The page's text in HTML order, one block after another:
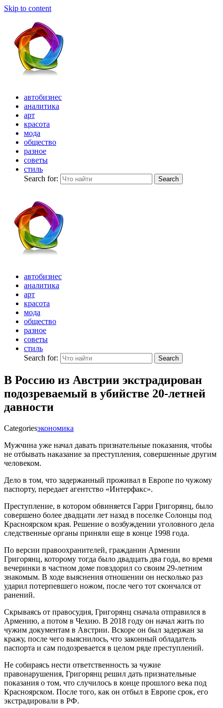
Skip to content
автобизнес
аналитика
арт
красота
мода
общество
разное
советы
стиль
Search for:
Search
автобизнес
аналитика
арт
красота
мода
общество
разное
советы
стиль
Search for:
Search
В Россию из Австрии экстрадирован
подозреваемый в убийстве 20-летней
давности
Categoriesэкономика
Мужчина уже начал давать признательные показания, чтобы
не отбывать наказание за преступления, совершенные другим
человеком.
Дело в том, что задержанный проживал в Европе по чужому
паспорту, передает агентство «Интерфакс».
Преступление, в котором обвиняется Гарри Григорянц, было
совершено более двадцати лет назад в поселке Солонцы под
Красноярском края. Решение о возбуждении уголовного дела
следственные органы приняли еще в конце 1998 года.
По версии правоохранителей, гражданин Армении
Григорянц, которому тогда было двадцать два года, во время
вечеринки в частном доме повздорил со своим 29-летним
знакомым. В ходе выяснения отношении он несколько раз
ударил потерпевшего ножом, после чего тот скончался от
ранений.
Скрываясь от правосудия, Григорянц сначала отправился в
Армению, а потом в Чехию. В 2018 году он начал жить по
чужим документам в Австрии. Вскоре он был задержан за
кражу, после чего выяснилось, что законный обладатель
паспорта и сам подозревается в целом ряде преступлений.
Не собираясь нести ответственность за чужие
правонарушения, Григорянц решил дать признательные
показания о том, что случилось в конце прошлого века под
Красноярском. После того, как он отбыл в Европе срок, его
экстрадировали в РФ.